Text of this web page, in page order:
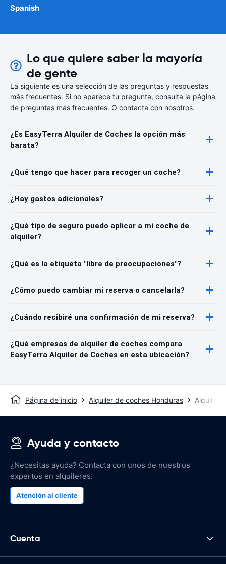
Spanish
Lo que quiere saber la mayoría
de gente
La siguiente es una selección de las preguntas y respuestas
más frecuentes. Si no aparece tu pregunta, consulta la página
de preguntas más frecuentes. O contacta con nosotros.
¿Es EasyTerra Alquiler de Coches la opción más
barata?
¿Qué tengo que hacer para recoger un coche?
¿Hay gastos adicionales?
¿Qué tipo de seguro puedo aplicar a mi coche de
alquiler?
¿Qué es la etiqueta "libre de preocupaciones"?
¿Cómo puedo cambiar mi reserva o cancelarla?
¿Cuándo recibiré una confirmación de mi reserva?
¿Qué empresas de alquiler de coches compara
EasyTerra Alquiler de Coches en esta ubicación?
Página de inicio Alquiler de coches Honduras Alquiler
Ayuda y contacto
¿Necesitas ayuda? Contacta con unos de nuestros
expertos en alquileres.
Atención al cliente
Cuenta